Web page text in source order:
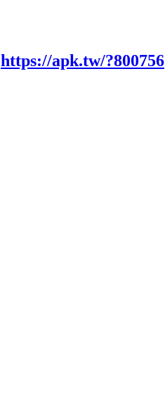
https://apk.tw/?800756